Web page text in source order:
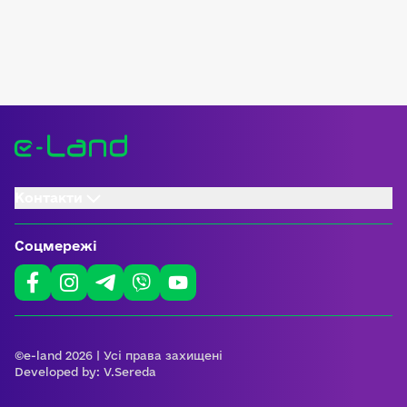
Соцмережі
©e-land 2026 | Усі права захищені
Developed by: V.Sereda